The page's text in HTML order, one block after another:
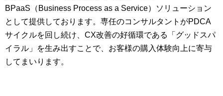
BPaaS（Business Process as a Service）ソリューション
として提供しております。専任のコンサルタントがPDCA
サイクルを回し続け、CX改善の好循環である「グッドスパ
イラル」を生み出すことで、お客様の購入体験向上に寄与
してまいります。